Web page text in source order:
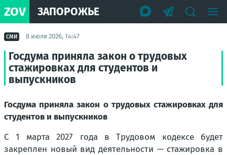
ZOV ЗАПОРОЖЬЕ
СМИ 8 июля 2026, 14:47
Госдума приняла закон о трудовых
стажировках для студентов и
выпускников
Госдума приняла закон о трудовых стажировках для
студентов и выпускников
С 1 марта 2027 года в Трудовом кодексе будет
закреплен новый вид деятельности — стажировка в